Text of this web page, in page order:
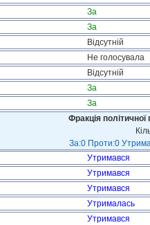
За
За
Відсутній
Не голосувала
Відсутній
За
За
Фракція
За:0 Проти:0
Утримався
Утримався
Утримався
Утрималась
Утримався